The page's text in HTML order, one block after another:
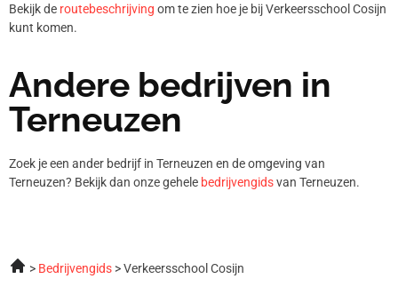
Bekijk de routebeschrijving om te zien hoe je bij Verkeersschool Cosijn
kunt komen.
Andere bedrijven in
Terneuzen
Zoek je een ander bedrijf in Terneuzen en de omgeving van
Terneuzen? Bekijk dan onze gehele bedrijvengidsvan Terneuzen.
Bedrijvengids Verkeersschool Cosijn